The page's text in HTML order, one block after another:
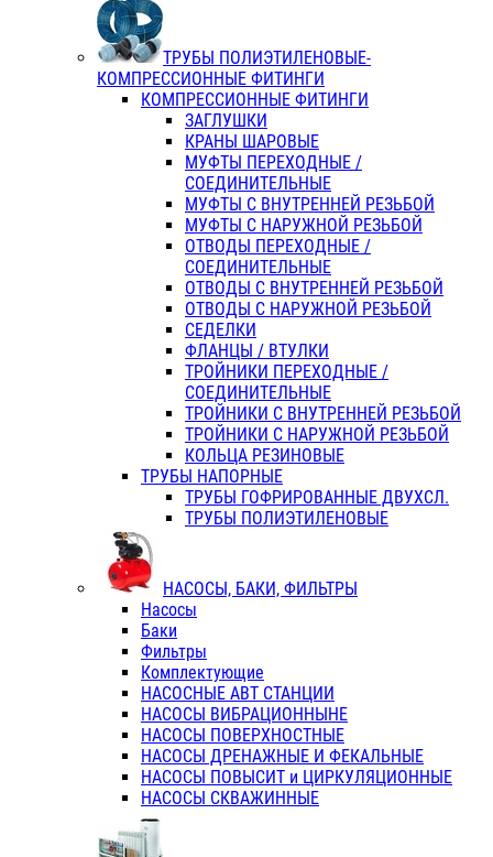
ТРУБЫ ПОЛИЭТИЛЕНОВЫЕ-
КОМПРЕССИОННЫЕ ФИТИНГИ
КОМПРЕССИОННЫЕ ФИТИНГИ
ЗАГЛУШКИ
КРАНЫ ШАРОВЫЕ
МУФТЫ ПЕРЕХОДНЫЕ /
СОЕДИНИТЕЛЬНЫЕ
МУФТЫ С ВНУТРЕННЕЙ РЕЗЬБОЙ
МУФТЫ С НАРУЖНОЙ РЕЗЬБОЙ
ОТВОДЫ ПЕРЕХОДНЫЕ /
СОЕДИНИТЕЛЬНЫЕ
ОТВОДЫ С ВНУТРЕННЕЙ РЕЗЬБОЙ
ОТВОДЫ С НАРУЖНОЙ РЕЗЬБОЙ
СЕДЕЛКИ
ФЛАНЦЫ / ВТУЛКИ
ТРОЙНИКИ ПЕРЕХОДНЫЕ /
СОЕДИНИТЕЛЬНЫЕ
ТРОЙНИКИ С ВНУТРЕННЕЙ РЕЗЬБОЙ
ТРОЙНИКИ С НАРУЖНОЙ РЕЗЬБОЙ
КОЛЬЦА РЕЗИНОВЫЕ
ТРУБЫ НАПОРНЫЕ
ТРУБЫ ГОФРИРОВАННЫЕ ДВУХСЛ.
ТРУБЫ ПОЛИЭТИЛЕНОВЫЕ
НАСОСЫ, БАКИ, ФИЛЬТРЫ
Насосы
Баки
Фильтры
Комплектующие
НАСОСНЫЕ АВТ СТАНЦИИ
НАСОСЫ ВИБРАЦИОННЫНЕ
НАСОСЫ ПОВЕРХНОСТНЫЕ
НАСОСЫ ДРЕНАЖНЫЕ И ФЕКАЛЬНЫЕ
НАСОСЫ ПОВЫСИТ и ЦИРКУЛЯЦИОННЫЕ
НАСОСЫ СКВАЖИННЫЕ